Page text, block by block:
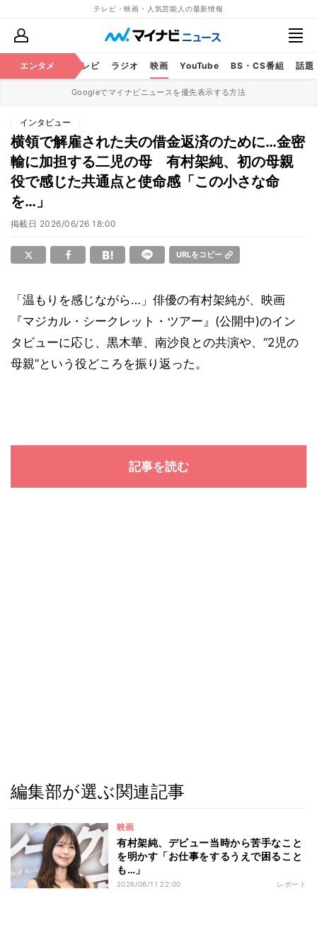
テレビ・映画・人気芸能人の最新情報
エンタメ
芸能 テレビ ラジオ 映画 YouTube BS・CS番組 話題
Googleでマイナビニュースを優先表示する方法
インタビュー
横領で解雇された夫の借金返済のために…金密
輸に加担する二児の母 有村架純、初の母親
役で感じた共通点と使命感「この小さな命
を…」
掲載日 2026/06/26 18:00
URLをコピー
「温もりを感じながら…」俳優の有村架純が、映画
『マジカル・シークレット・ツアー』(公開中)のイン
タビューに応じ、黒木華、南沙良との共演や、“2児の
母親”という役どころを振り返った。
記事を読む
編集部が選ぶ関連記事
映画
有村架純、デビュー当時から苦手なこと
を明かす「お仕事をするうえで困ること
も…」
2026/06/11 22:00 レポート